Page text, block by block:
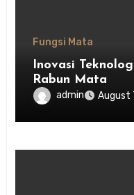
Fungsi Mata
Inovasi
Rabun Mata
admin August